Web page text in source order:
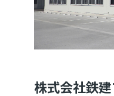
株式会社鉄